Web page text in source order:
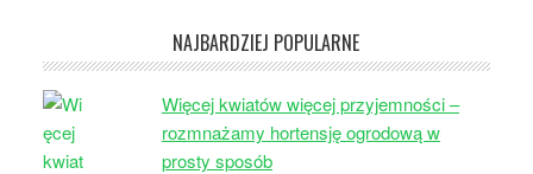
NAJBARDZIEJ POPULARNE
Więcej kwiatów więcej przyjemności –
rozmnażamy hortensję ogrodową w
prosty sposób